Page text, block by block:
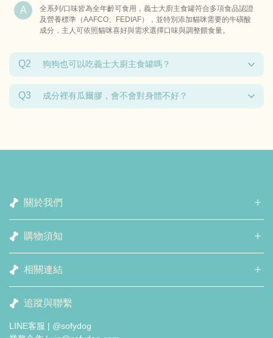
全系列/口味皆為全年齡可食用，義士大廚主食罐符合多項食品認證
及營養標準（AAFCO、FEDIAF），並特別添加貓咪需要的牛磺酸
成分，主人可依照貓咪喜好與需求選擇口味與調整餵食量。
Q2 狗狗也可以吃義士大廚主食罐嗎？
Q3 成分裡有瓜爾膠，會不會對身體不好？
關於我們
購物須知
相關連結
追蹤與聯繫
LINE客服 | @sofydog